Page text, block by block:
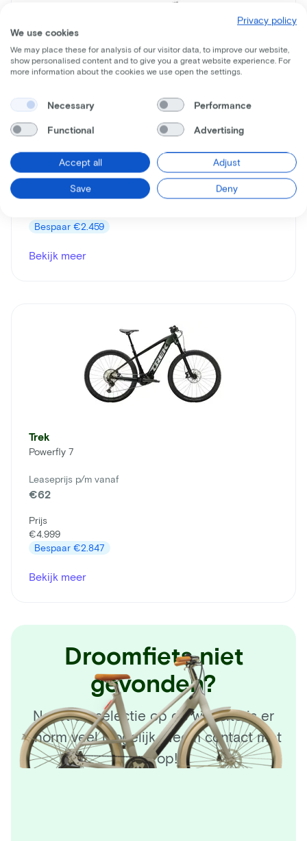
Trek
Powerfly 5
Leaseprijs p/m vanaf
€52
Prijs
Bespaar €2.459
Bekijk meer
Trek
Powerfly 7
Leaseprijs p/m vanaf
€62
Prijs
€4.999
Bespaar €2.847
Bekijk meer
Droomfiets niet
gevonden?
Naast de selectie op de website is er
enorm veel mogelijk. Neem contact met
ons op!
Privacy policy
We use cookies
We may place these for analysis of our visitor data, to improve our website,
show personalised content and to give you a great website experience. For
more information about the cookies we use open the settings.
Necessary Performance
Functional Advertising
Accept all Adjust
Save Deny